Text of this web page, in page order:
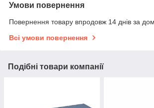
Умови повернення
Повернення товару впродовж 14 днів за
Всі умови повернення
Подібні товари компанії